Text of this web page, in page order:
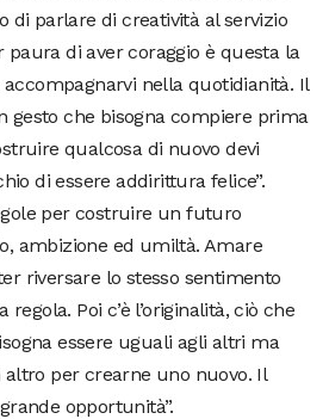
di parlare di creatività al servizio
paura di aver coraggio è questa la
nella quotidianità. Il
gesto che bisogna compiere prima
qualcosa di nuovo devi
di essere addirittura felice”.
per costruire un futuro
ambizione ed umiltà. Amare
riversare lo stesso sentimento
Poi c’è l’originalità, ciò che
essere uguali agli altri ma
per crearne uno nuovo. Il
opportunità”.